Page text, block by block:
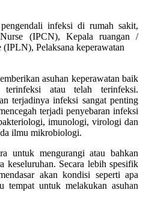
infeksi di rumah sakit,
(IPCN), Kepala ruangan /
Pelaksana keperawatan
asuhan keperawatan baik
atau telah terinfeksi.
terjadinya infeksi sangat penting
terjadi penyebaran infeksi
imunologi, virologi dan
ilmu mikrobiologi.
untuk mengurangi atau bahkan
keseluruhan. Secara lebih spesifik
akan kondisi seperti apa
tempat untuk melakukan asuhan